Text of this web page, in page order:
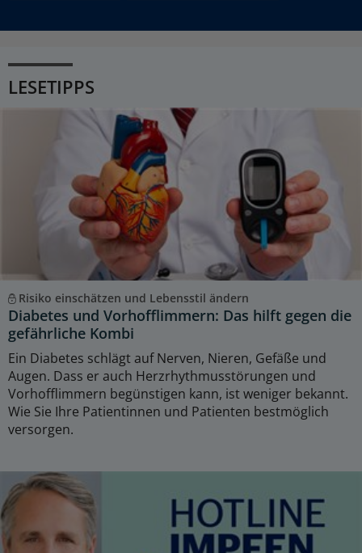
LESETIPPS
Risiko einschätzen und Lebensstil ändern
Diabetes und Vorhofflimmern: Das hilft gegen die
gefährliche Kombi
Ein Diabetes schlägt auf Nerven, Nieren, Gefäße und
Augen. Dass er auch Herzrhythmusstörungen und
Vorhofflimmern begünstigen kann, ist weniger bekannt.
Wie Sie Ihre Patientinnen und Patienten bestmöglich
versorgen.